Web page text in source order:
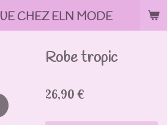
CHEZ ELN MODE
Robe tropic
26,90 €